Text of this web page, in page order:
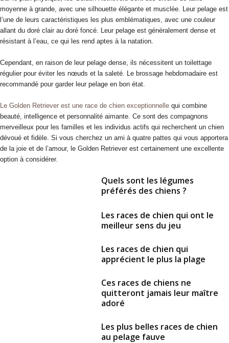
moyenne à grande, avec une silhouette élégante et musclée. Leur pelage est
l’une de leurs caractéristiques les plus emblématiques, avec une couleur
allant du doré clair au doré foncé. Leur pelage est généralement dense et
résistant à l’eau, ce qui les rend aptes à la natation.
Cependant, en raison de leur pelage dense, ils nécessitent un toilettage
régulier pour éviter les nœuds et la saleté. Le brossage hebdomadaire est
recommandé pour garder leur pelage en bon état.
Le Golden Retriever est une race de chien exceptionnelle qui combine
beauté, intelligence et personnalité aimante. Ce sont des compagnons
merveilleux pour les familles et les individus actifs qui recherchent un chien
dévoué et fidèle. Si vous cherchez un ami à quatre pattes qui vous apportera
de la joie et de l’amour, le Golden Retriever est certainement une excellente
option à considérer.
Quels sont les légumes
préférés des chiens ?
Les races de chien qui ont le
meilleur sens du jeu
Les races de chien qui
apprécient le plus la plage
Ces races de chiens ne
quitteront jamais leur maître
adoré
Les plus belles races de chien
au pelage fauve